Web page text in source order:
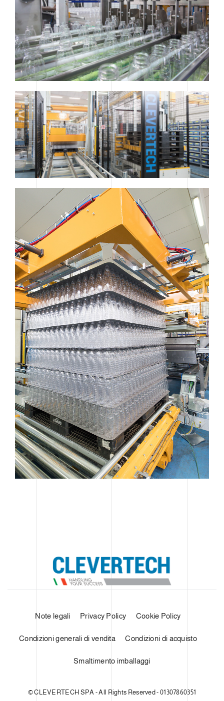
Note legali Privacy Policy Cookie Policy
Condizioni generali di vendita Condizioni di acquisto
Smaltimento imballaggi
© CLEVERTECH SPA - All Rights Reserved - 01307860351